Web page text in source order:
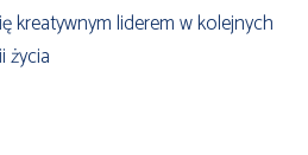
kreatywnym liderem w kolejnych
życia